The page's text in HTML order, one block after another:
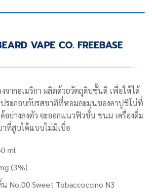
VAPE CO. FREEBASE
จากอเมริกา ผลิตด้วยวัตถุดิบชั้นดี เพื่อให้ได้
ระกอบกับรสชาติที่หอมละมุนของคาปูชิโน่ที่
อย่างลงตัว จะออกแนวฟิวชั่น ขนม เครื่องดื่ม
ที่สูบได้แบบไม่มีเบื่อ
ml
(3%)
น No.00 Sweet Tobaccoccino N3